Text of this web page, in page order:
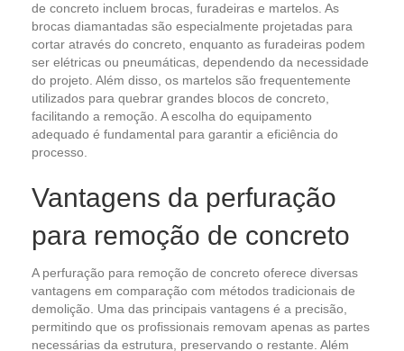
de concreto incluem brocas, furadeiras e martelos. As
brocas diamantadas são especialmente projetadas para
cortar através do concreto, enquanto as furadeiras podem
ser elétricas ou pneumáticas, dependendo da necessidade
do projeto. Além disso, os martelos são frequentemente
utilizados para quebrar grandes blocos de concreto,
facilitando a remoção. A escolha do equipamento
adequado é fundamental para garantir a eficiência do
processo.
Vantagens da perfuração
para remoção de concreto
A perfuração para remoção de concreto oferece diversas
vantagens em comparação com métodos tradicionais de
demolição. Uma das principais vantagens é a precisão,
permitindo que os profissionais removam apenas as partes
necessárias da estrutura, preservando o restante. Além